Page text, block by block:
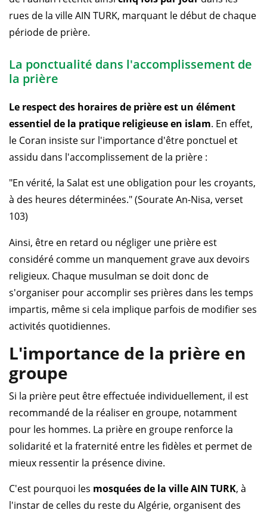
rues de la ville AIN TURK, marquant le début de chaque
période de prière.
La ponctualité dans l'accomplissement de
la prière
Le respect des horaires de prière est un élément
essentiel de la pratique religieuse en islam. En effet,
le Coran insiste sur l'importance d'être ponctuel et
assidu dans l'accomplissement de la prière :
"En vérité, la Salat est une obligation pour les croyants,
à des heures déterminées." (Sourate An-Nisa, verset
103)
Ainsi, être en retard ou négliger une prière est
considéré comme un manquement grave aux devoirs
religieux. Chaque musulman se doit donc de
s'organiser pour accomplir ses prières dans les temps
impartis, même si cela implique parfois de modifier ses
activités quotidiennes.
L'importance de la prière en
groupe
Si la prière peut être effectuée individuellement, il est
recommandé de la réaliser en groupe, notamment
pour les hommes. La prière en groupe renforce la
solidarité et la fraternité entre les fidèles et permet de
mieux ressentir la présence divine.
C'est pourquoi les mosquées de la ville AIN TURK, à
l'instar de celles du reste du Algérie, organisent des